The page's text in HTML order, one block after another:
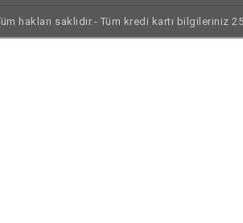
hakları saklıdır.- Tüm kredi kartı bilgileriniz